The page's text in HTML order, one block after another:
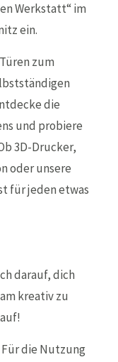
Werkstatt“ im
ein.
zum
die
und probiere
3D-Drucker,
oder unsere
für jeden etwas
darauf, dich
kreativ zu
die Nutzung